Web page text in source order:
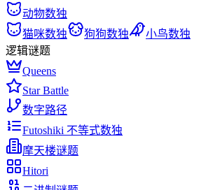
动物数独
猫咪数独
狗狗数独
小鸟数独
逻辑谜题
Queens
Star Battle
数字路径
Futoshiki 不等式数独
摩天楼谜题
Hitori